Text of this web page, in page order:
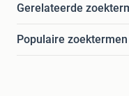
Gerelateerde
Populaire zoektermen